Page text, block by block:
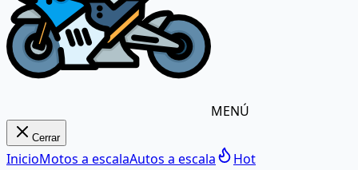
MENÚ
Cerrar
InicioMotos a escalaAutos a escala
Hot